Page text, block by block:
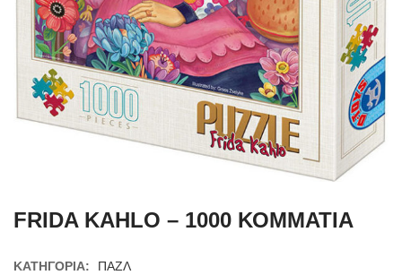
FRIDA KAHLO – 1000 ΚΟΜΜΑΤΙΑ
ΚΑΤΗΓΟΡΊΑ:
ΠΑΖΛ